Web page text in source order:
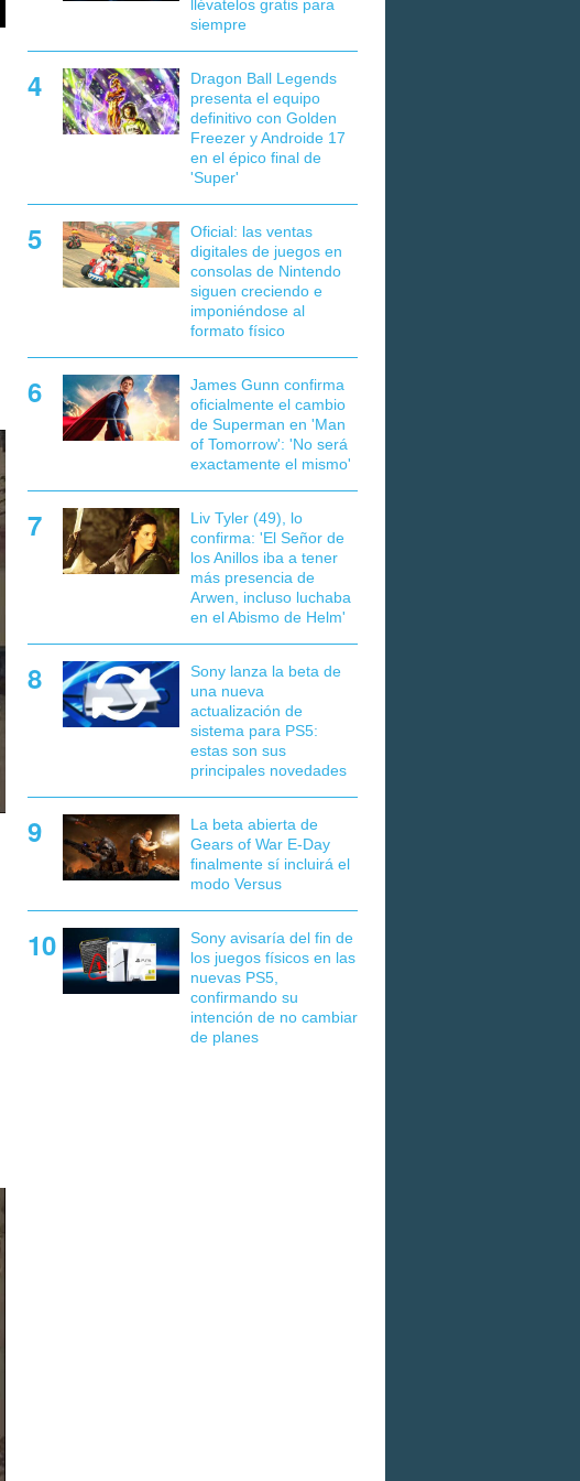
llévatelos gratis para
siempre
Dragon Ball Legends
presenta el equipo
definitivo con Golden
Freezer y Androide 17
en el épico final de
'Super'
Oficial: las ventas
digitales de juegos en
consolas de Nintendo
siguen creciendo e
imponiéndose al
formato físico
James Gunn confirma
oficialmente el cambio
de Superman en 'Man
of Tomorrow': 'No será
exactamente el mismo'
Liv Tyler (49), lo
confirma: 'El Señor de
los Anillos iba a tener
más presencia de
Arwen, incluso luchaba
en el Abismo de Helm'
Sony lanza la beta de
una nueva
actualización de
sistema para PS5:
estas son sus
principales novedades
La beta abierta de
Gears of War E-Day
finalmente sí incluirá el
modo Versus
Sony avisaría del fin de
los juegos físicos en las
nuevas PS5,
confirmando su
intención de no cambiar
de planes